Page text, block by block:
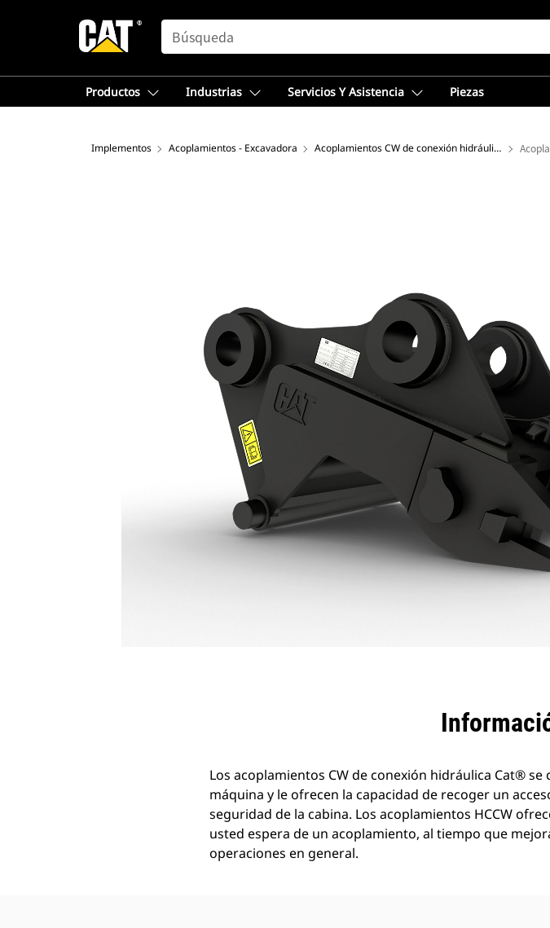
SEARCH
Productos Industrias Servicios Y Asistencia Piezas
Implementos Acoplamientos - Excavadora Acoplamientos CW de conexión hidráulica
Los acoplamientos CW de conexión hidráulica Cat®
máquina y le ofrecen la capacidad de recoger un
seguridad de la cabina. Los acoplamientos HCCW
usted espera de un acoplamiento, al tiempo que
operaciones en general.